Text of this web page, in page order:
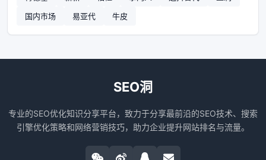
国内市场
易亚代 牛皮
SEO洞
专业的SEO优化知识分享平台，致力于分享最前沿的SEO技术、搜索
引擎优化策略和网络营销技巧，助力企业提升网站排名与流量。